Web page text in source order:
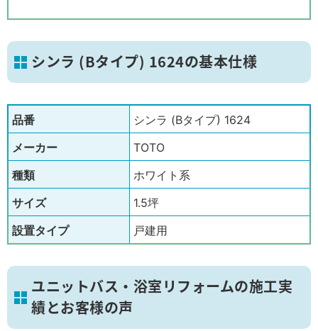
シンラ (Bタイプ) 1624の基本仕様
品番
シンラ (Bタイプ) 1624
メーカー
TOTO
種類
ホワイト系
サイズ
1.5坪
設置タイプ
戸建用
ユニットバス・浴室リフォームの施工実
績とお客様の声